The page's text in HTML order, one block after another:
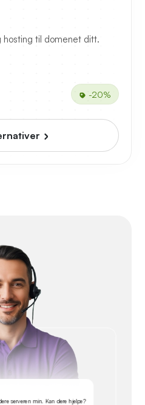
hosting til domenet ditt.
-20%
serveren min. Kan dere hjelpe?